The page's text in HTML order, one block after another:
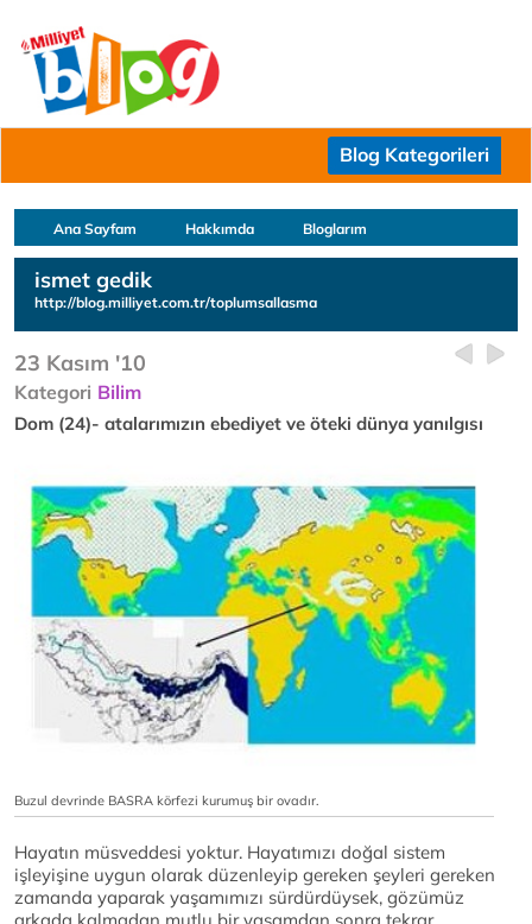
Blog Kategorileri
Ana Sayfam Hakkımda Bloglarım
ismet gedik
http://blog.milliyet.com.tr/toplumsallasma
23 Kasım '10
Kategori Bilim
Dom (24)- atalarımızın ebediyet ve öteki dünya yanılgısı
Buzul devrinde BASRA körfezi kurumuş bir ovadır.
Hayatın müsveddesi yoktur. Hayatımızı doğal sistem
işleyişine uygun olarak düzenleyip gereken şeyleri gereken
zamanda yaparak yaşamımızı sürdürdüysek, gözümüz